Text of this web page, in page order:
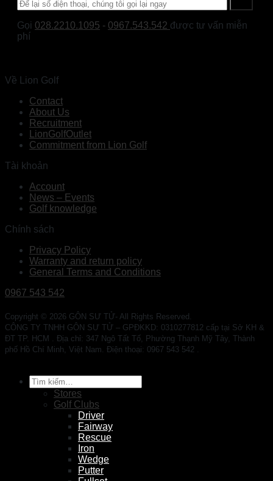
Gọi 028.2210.1095 - 0967.543.542 được tư vấn miễn
phí
Về Lion Golf
Contact
About Us
Recruitment
LionGolfOutlet
Commitment from Lion Golf
Tài khoản
Account
News – Events
Golf knowledge
Chính sách
Privacy Policy
Warranty and return policy
General Terms and Conditions
0967 543 542
Copyright © 2026 GÔN SƯ TỬ- All Rights Reserved.
CÔNG TY TNHH GÔN SƯ TỬ – GPĐKKD: 0310277812 cấp tại Sở KH &
ĐT TP. HCM . Địa chỉ: 347 Ngô Tất Tố, Phường Thạnh Mỹ Tây, Thành
phố Hồ Chí Minh, Việt Nam. Điện thoại: 0967 543 542 .
Tìm
kiếm: Stores
Golf Clubs
Driver
Fairway
Rescue
Iron
Wedge
Putter